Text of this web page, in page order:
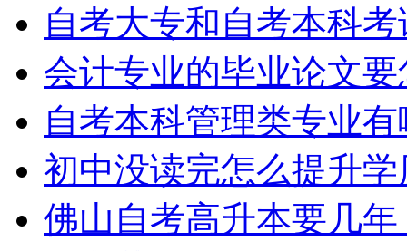
自考大专和自考本科
会计专业的毕业论文
自考本科管理类专业
初中没读完怎么提升学
佛山自考高升本要几年